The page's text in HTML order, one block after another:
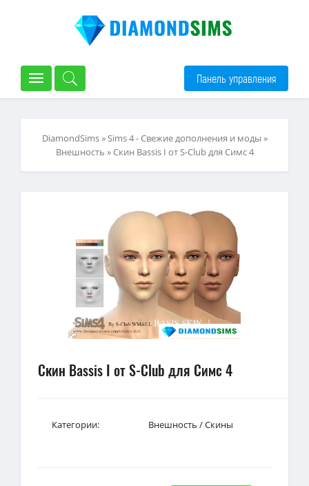
Панель управления
DiamondSims»Sims 4 - Свежие дополнения и моды »
Внешность » Скин Bassis I от S-Club для Симс 4
Скин Bassis I от S-Club для Симс 4
Категории: Внешность /Скины